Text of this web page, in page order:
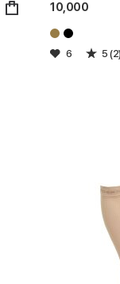
10,000
6 5 (2)